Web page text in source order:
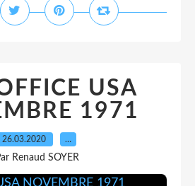
USA
1971
26.03.2020 …
Renaud SOYER